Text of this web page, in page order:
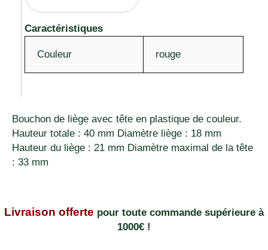
Caractéristiques
Couleur rouge
Bouchon de liège avec tête en plastique de couleur.
Hauteur totale : 40 mm Diamètre liège : 18 mm
Hauteur du liège : 21 mm Diamètre maximal de la tête
: 33 mm
Livraison offerte pour toute commande supérieure à
1000€ !